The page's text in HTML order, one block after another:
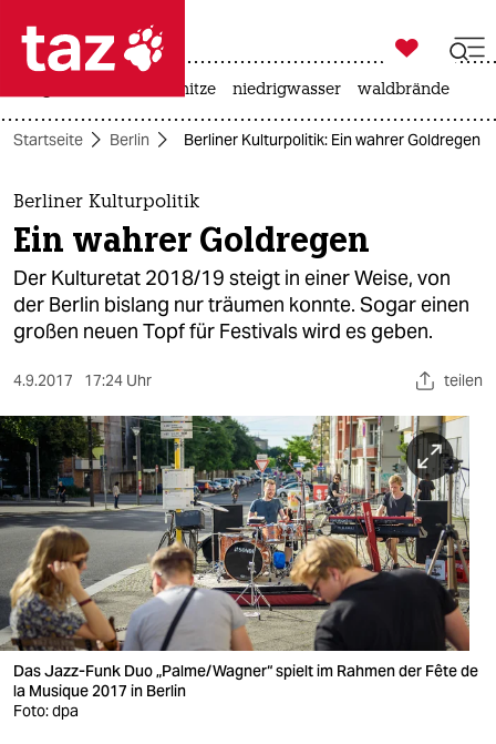
 taz zahl ich
taz zahl ich
themen
politik
öko
gesellschaft
sport
berlin
nord
wahrheit
verlag
verlag

taz zahl ich
hitze niedrigwasser waldbrände
Startseite Berlin Berliner Kulturpolitik: Ein wahrer Goldregen
Berliner Kulturpolitik
Ein wahrer Goldregen
Der Kulturetat 2018/19 steigt in einer Weise, von
der Berlin bislang nur träumen konnte. Sogar einen
großen neuen Topf für Festivals wird es geben.
4.9.2017 17:24 Uhr teilen
Das Jazz-Funk Duo „Palme/Wagner“ spielt im Rahmen der Fête de
la Musique 2017 in Berlin
Foto: dpa